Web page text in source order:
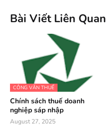
Bài Viết Liên Quan
CÔNG VĂN THUẾ
Chính sách thuế doanh
nghiệp sáp nhập
August 27, 2025